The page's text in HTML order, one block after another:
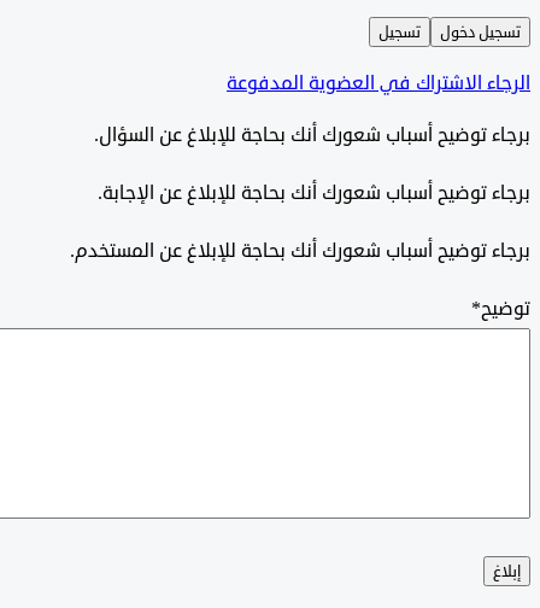
دخول تسجيل
الاشتراك في العضوية المدفوعة
توضيح أسباب شعورك أنك بحاجة للإبلاغ عن السؤال.
توضيح أسباب شعورك أنك بحاجة للإبلاغ عن الإجابة.
توضيح أسباب شعورك أنك بحاجة للإبلاغ عن المستخدم.
*